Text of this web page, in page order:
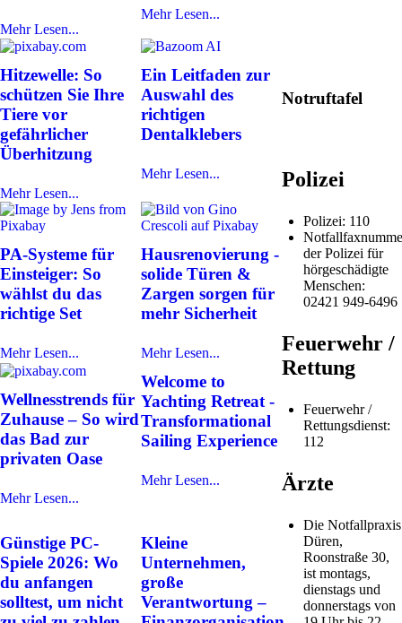
Mehr Lesen...
Mehr Lesen...
Hitzewelle: So
schützen Sie Ihre
Tiere vor
gefährlicher
Überhitzung
Mehr Lesen...
Ein Leitfaden zur
Auswahl des
richtigen
Dentalklebers
Mehr Lesen...
PA-Systeme für
Einsteiger: So
wählst du das
richtige Set
Mehr Lesen...
Hausrenovierung -
solide Türen &
Zargen sorgen für
mehr Sicherheit
Mehr Lesen...
Wellnesstrends für
Zuhause – So wird
das Bad zur
privaten Oase
Mehr Lesen...
Welcome to
Yachting Retreat -
Transformational
Sailing Experience
Mehr Lesen...
Günstige PC-
Spiele 2026: Wo
du anfangen
solltest, um nicht
Kleine
Unternehmen,
große
Verantwortung –
Notruftafel
Polizei
Polizei: 110
der Polizei für
hörgeschädigte
Menschen:
02421 949-6496
Feuerwehr /
Rettung
Feuerwehr /
Rettungsdienst:
112
Ärzte
Die Notfallpraxis
Düren,
Roonstraße 30,
ist montags,
dienstags und
donnerstags von